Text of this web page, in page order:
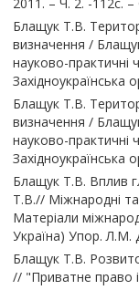
Блащук Т.В.
визначення /
науково-практичні
Західноукраїнська
Блащук Т.В.
визначення /
науково-практичні
Західноукраїнська
Блащук Т.В. Вплив
Т.В.// Міжнародні
Матеріали
Україна) Упор. Л.М.
Блащук Т.В.
// "Приватне право